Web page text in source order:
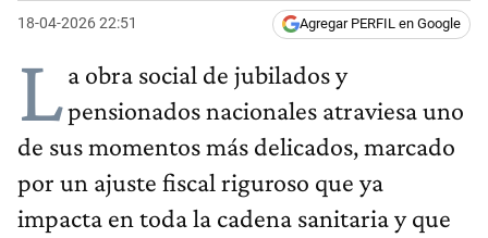
18-04-2026 22:51 Agregar PERFIL en Google
La obra social de jubilados y
pensionados nacionales atraviesa uno
de sus momentos más delicados, marcado
por un ajuste fiscal riguroso que ya
impacta en toda la cadena sanitaria y que